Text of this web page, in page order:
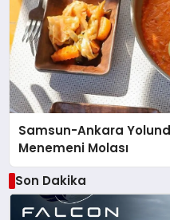
Samsun-Ankara
Menemeni Molası
Son Dakika